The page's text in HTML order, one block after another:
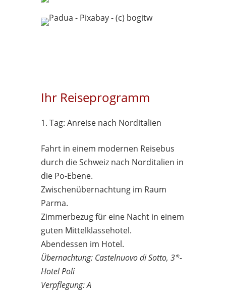
Ihr Reiseprogramm
1. Tag: Anreise nach Norditalien
Fahrt in einem modernen Reisebus
durch die Schweiz nach Norditalien in
die Po-Ebene.
Zwischenübernachtung im Raum
Parma.
Zimmerbezug für eine Nacht in einem
guten Mittelklassehotel.
Abendessen im Hotel.
Übernachtung: Castelnuovo di Sotto, 3*-
Hotel Poli
Verpflegung: A